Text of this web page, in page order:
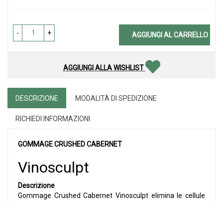
- + AGGIUNGI AL CARRELLO
AGGIUNGI ALLA WISHLIST
DESCRIZIONE MODALITÀ DI SPEDIZIONE
RICHIEDI INFORMAZIONI
GOMMAGE CRUSHED CABERNET
Vinosculpt
Descrizione
Gommage Crushed Cabernet Vinosculpt elimina le cellule